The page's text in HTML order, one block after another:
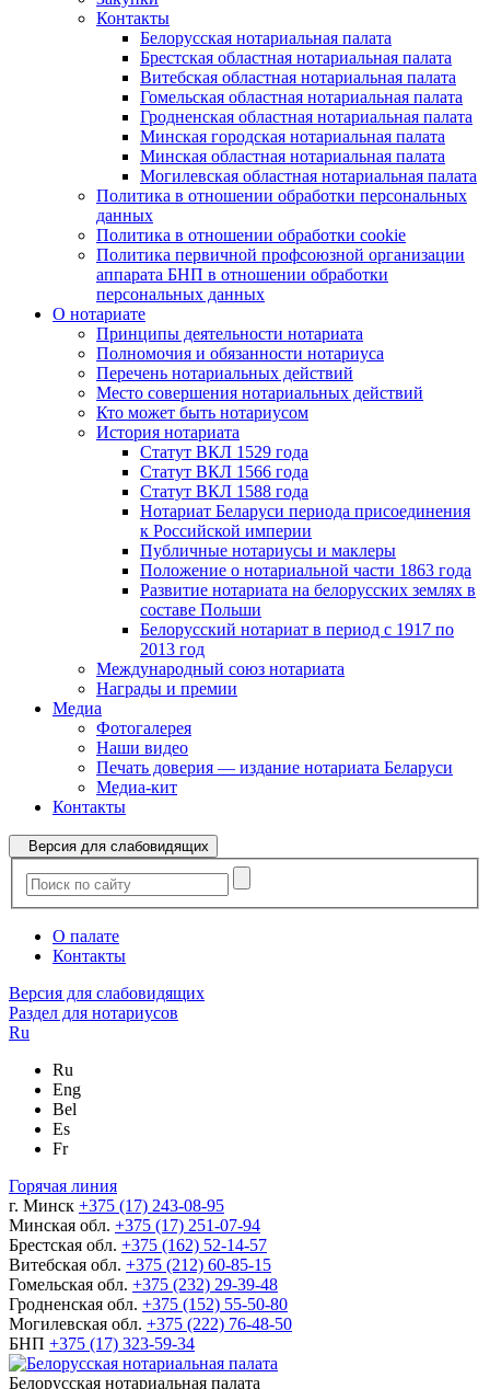
Контакты
Белорусская нотариальная палата
Брестская областная нотариальная палата
Витебская областная нотариальная палата
Гомельская областная нотариальная палата
Гродненская областная нотариальная палата
Минская городская нотариальная палата
Минская областная нотариальная палата
Могилевская областная нотариальная палата
Политика в отношении обработки персональных
данных
Политика в отношении обработки cookie
Политика первичной профсоюзной организации
аппарата БНП в отношении обработки
персональных данных
О нотариате
Принципы деятельности нотариата
Полномочия и обязанности нотариуса
Перечень нотариальных действий
Место совершения нотариальных действий
Кто может быть нотариусом
История нотариата
Статут ВКЛ 1529 года
Статут ВКЛ 1566 года
Статут ВКЛ 1588 года
Нотариат Беларуси периода присоединения
к Российской империи
Публичные нотариусы и маклеры
Положение о нотариальной части 1863 года
Развитие нотариата на белорусских землях в
составе Польши
Белорусский нотариат в период с 1917 по
2013 год
Международный союз нотариата
Награды и премии
Медиа
Фотогалерея
Наши видео
Печать доверия — издание нотариата Беларуси
Медиа-кит
Контакты
Версия для слабовидящих
О палате
Контакты
Версия для слабовидящих
Раздел для нотариусов
Ru
Ru
Eng
Bel
Es
Fr
Горячая линия
г. Минск +375 (17) 243-08-95
Минская обл. +375 (17) 251-07-94
Брестская обл. +375 (162) 52-14-57
Витебская обл. +375 (212) 60-85-15
Гомельская обл. +375 (232) 29-39-48
Гродненская обл. +375 (152) 55-50-80
Могилевская обл. +375 (222) 76-48-50
БНП +375 (17) 323-59-34
Белорусская нотариальная палата